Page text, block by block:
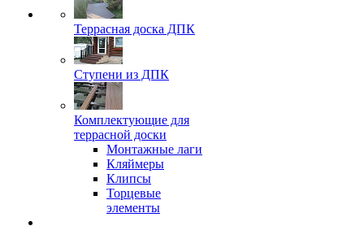
Террасная доска ДПК
Ступени из ДПК
Комплектующие для
террасной доски
Монтажные лаги
Кляймеры
Клипсы
Торцевые
элементы